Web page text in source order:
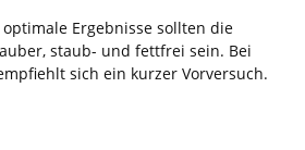
optimale Ergebnisse sollten die
staub- und fettfrei sein. Bei
sich ein kurzer Vorversuch.